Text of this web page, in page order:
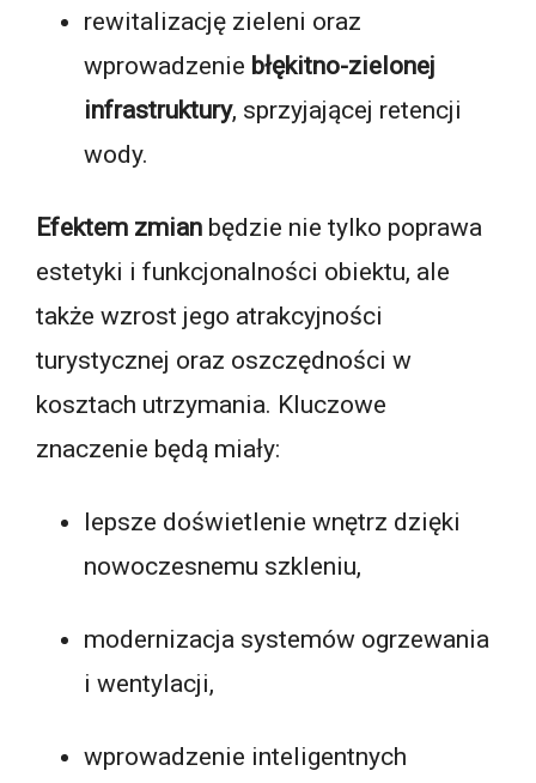
rewitalizację zieleni oraz
wprowadzenie błękitno-zielonej
infrastruktury, sprzyjającej retencji
wody.
Efektem zmian będzie nie tylko poprawa
estetyki i funkcjonalności obiektu, ale
także wzrost jego atrakcyjności
turystycznej oraz oszczędności w
kosztach utrzymania. Kluczowe
znaczenie będą miały:
lepsze doświetlenie wnętrz dzięki
nowoczesnemu szkleniu,
modernizacja systemów ogrzewania
i wentylacji,
wprowadzenie inteligentnych